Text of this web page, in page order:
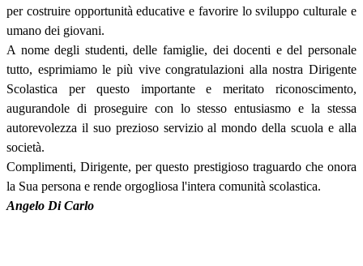
per costruire opportunità educative e favorire lo sviluppo culturale e
umano dei giovani.
A nome degli studenti, delle famiglie, dei docenti e del personale
tutto, esprimiamo le più vive congratulazioni alla nostra Dirigente
Scolastica per questo importante e meritato riconoscimento,
augurandole di proseguire con lo stesso entusiasmo e la stessa
autorevolezza il suo prezioso servizio al mondo della scuola e alla
società.
Complimenti, Dirigente, per questo prestigioso traguardo che onora
la Sua persona e rende orgogliosa l'intera comunità scolastica.
Angelo Di Carlo